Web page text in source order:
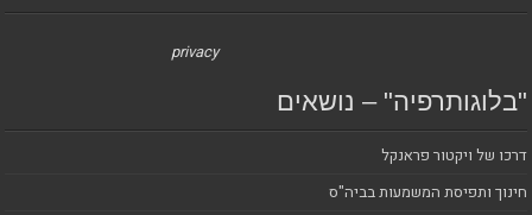
privacy
"בלוגותרפיה" – נושאים
דרכו של ויקטור פראנקל
חינוך ותפיסת המשמעות בביה"ס